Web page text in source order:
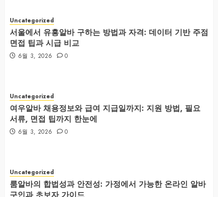
Uncategorized
서울에서 유흥알바 구하는 방법과 자격: 데이터 기반 주점
면접 팁과 시급 비교
6월 3, 2026 0
Uncategorized
여우알바 채용정보와 급여 지급일까지: 지원 방법, 필요
서류, 면접 팁까지 한눈에
6월 3, 2026 0
Uncategorized
룸알바의 합법성과 안전성: 가정에서 가능한 온라인 알바